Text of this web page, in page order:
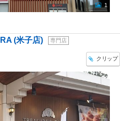
1
(米子店) 専門店
クリップ